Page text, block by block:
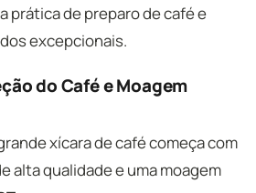
prática de preparo de café e
excepcionais.
do Café e Moagem
xícara de café começa com
alta qualidade e uma moagem